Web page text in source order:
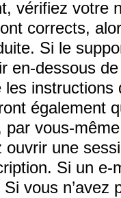
vérifiez votre
corrects,
Si le
en-dessous
les
également
par vous-
ouvrir une
Si un
vous n’avez